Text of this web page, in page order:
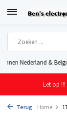
Geleverd uit
Let op
Terug Home